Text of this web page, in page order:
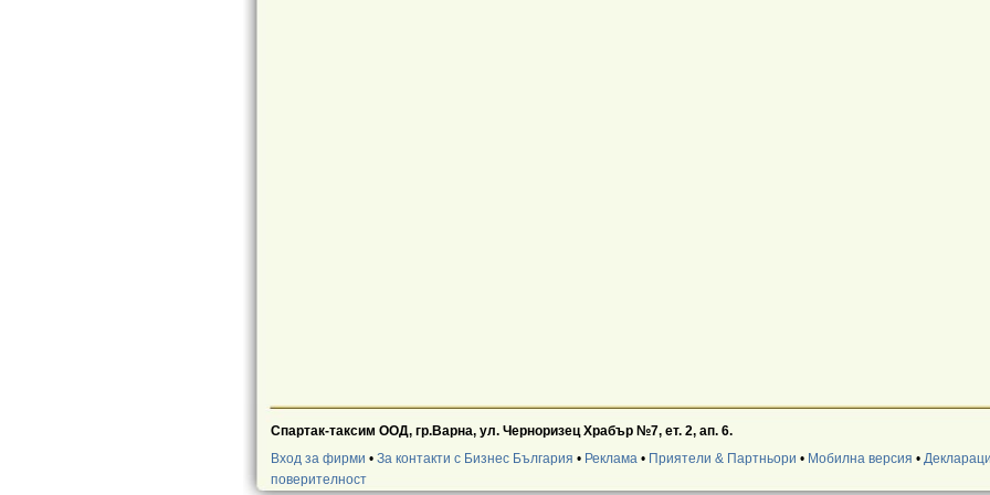
Спартак-таксим ООД, гр.Варна, ул. Черноризец Храбър №7, ет. 2, ап. 6.
Вход за фирми • За контакти с Бизнес България • Реклама• Приятели & Партньори • Мобилна версия •
поверителност